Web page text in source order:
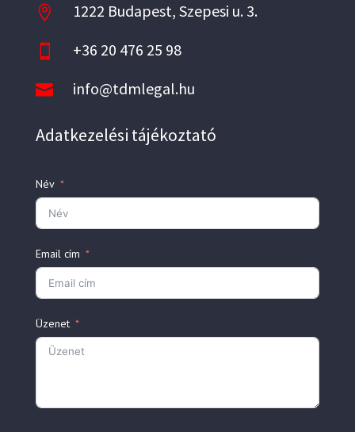
 1222 Budapest, Szepesi u. 3.
 +36 20 476 25 98
 info@tdmlegal.hu
Adatkezelési tájékoztató
Név
Email cím
Üzenet